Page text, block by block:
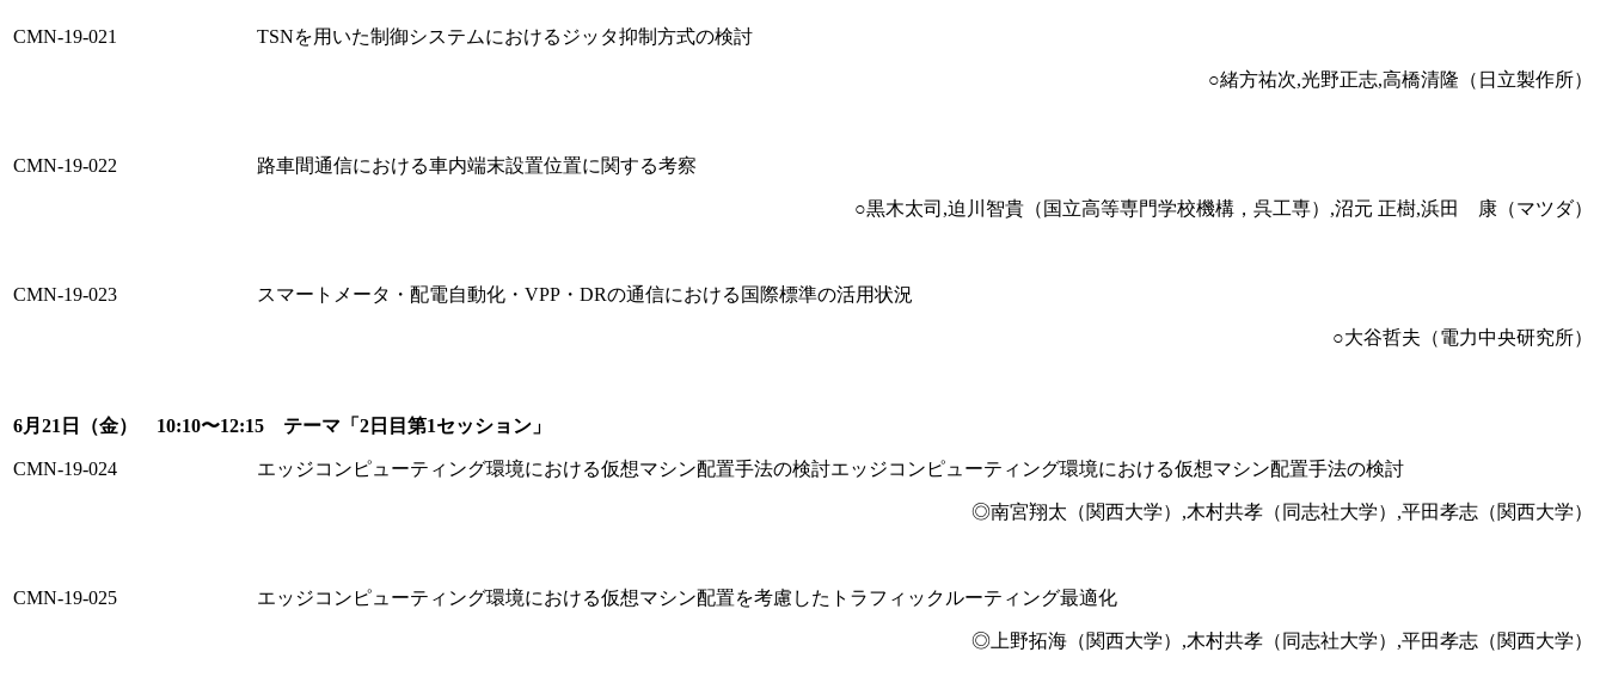
CMN-19-021 TSNを用いた制御システムにおけるジッタ抑制方式の検討
○緒方祐次,光野正志,高橋清隆（日立製作所）
CMN-19-022 路車間通信における車内端末設置位置に関する考察
○黒木太司,迫川智貴（国立高等専門学校機構，呉工専）,沼元 正樹,浜田 康（マツダ）
CMN-19-023 スマートメータ・配電自動化・VPP・DRの通信における国際標準の活用状況
○大谷哲夫（電力中央研究所）
6月21日（金） 10:10〜12:15 テーマ「2日目第1セッション」
CMN-19-024 エッジコンピューティング環境における仮想マシン配置手法の検討エッジコンピューティング環境における仮想マシン配置手法の検討
◎南宮翔太（関西大学）,木村共孝（同志社大学）,平田孝志（関西大学）
CMN-19-025 エッジコンピューティング環境における仮想マシン配置を考慮したトラフィックルーティング最適化
◎上野拓海（関西大学）,木村共孝（同志社大学）,平田孝志（関西大学）